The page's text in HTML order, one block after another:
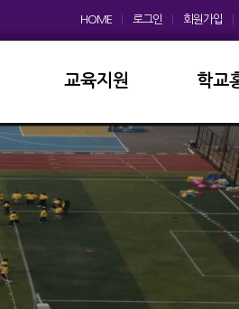
HOME 로그인 회원가입
교육지원
이사회
학교운영위원회
학부모회
학교발전기금
학교
학교앨
홍보
보도자
디지